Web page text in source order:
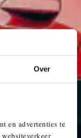
Over
en advertenties te
MINI